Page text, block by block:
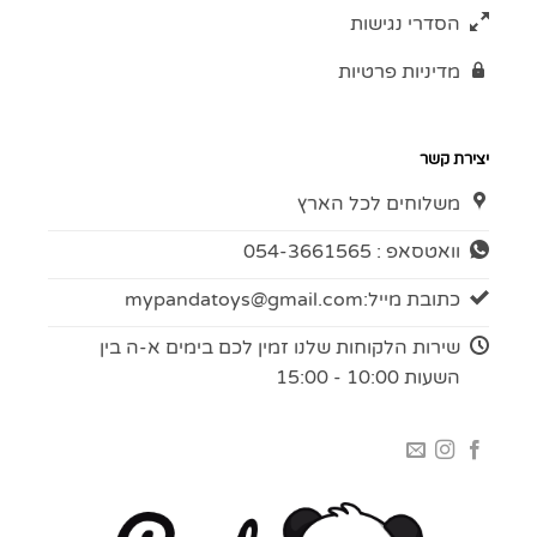
הסדרי נגישות
מדיניות פרטיות
יצירת קשר
משלוחים לכל הארץ
וואטסאפ : 054-3661565
כתובת מייל:mypandatoys@gmail.com
שירות הלקוחות שלנו זמין לכם בימים א-ה בין
השעות 10:00 - 15:00